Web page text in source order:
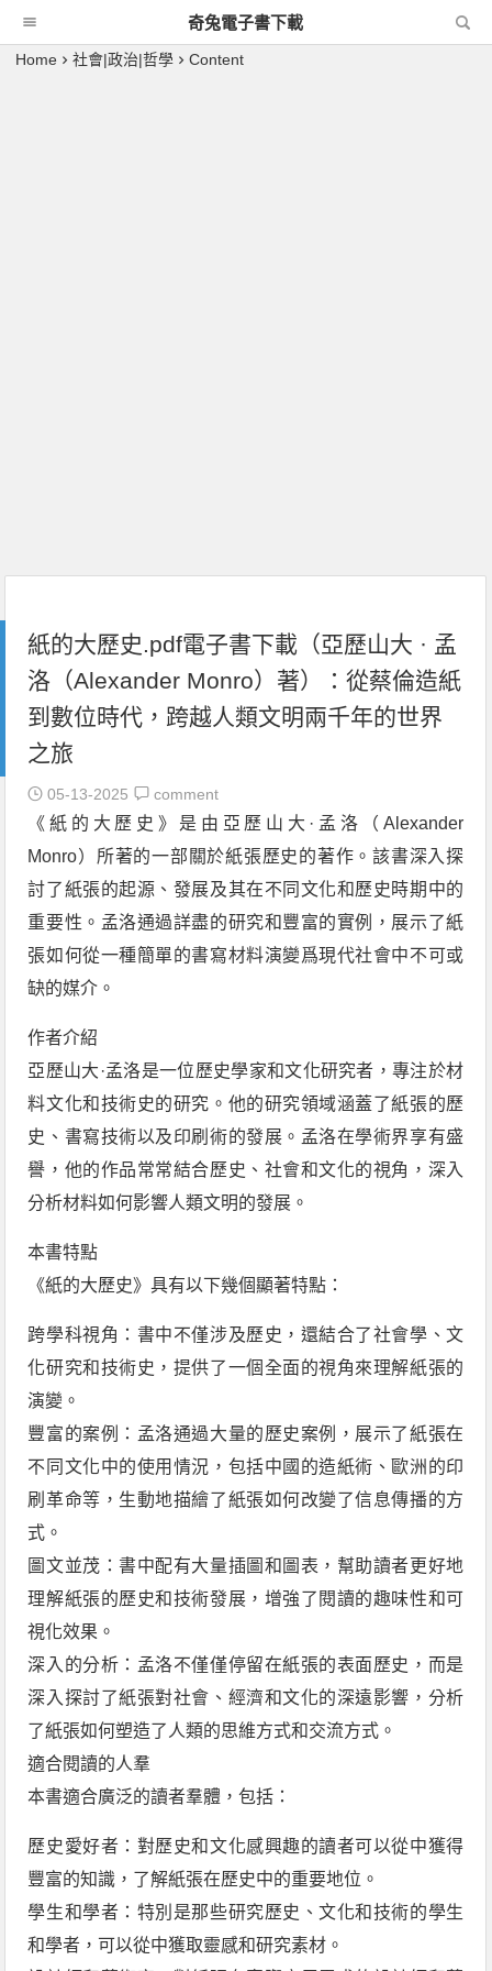
奇兔電子書下載
Home 社會|政治|哲學 Content
紙的大歷史.pdf電子書下載（亞歷山大 · 孟
洛（Alexander Monro）著）：從蔡倫造紙
到數位時代，跨越人類文明兩千年的世界
之旅
05-13-2025 comment
《紙的大歷史》是由亞歷山大·孟洛（Alexander
Monro）所著的一部關於紙張歷史的著作。該書深入探
討了紙張的起源、發展及其在不同文化和歷史時期中的
重要性。孟洛通過詳盡的研究和豐富的實例，展示了紙
張如何從一種簡單的書寫材料演變爲現代社會中不可或
缺的媒介。
作者介紹
亞歷山大·孟洛是一位歷史學家和文化研究者，專注於材
料文化和技術史的研究。他的研究領域涵蓋了紙張的歷
史、書寫技術以及印刷術的發展。孟洛在學術界享有盛
譽，他的作品常常結合歷史、社會和文化的視角，深入
分析材料如何影響人類文明的發展。
本書特點
《紙的大歷史》具有以下幾個顯著特點：
跨學科視角：書中不僅涉及歷史，還結合了社會學、文
化研究和技術史，提供了一個全面的視角來理解紙張的
演變。
豐富的案例：孟洛通過大量的歷史案例，展示了紙張在
不同文化中的使用情況，包括中國的造紙術、歐洲的印
刷革命等，生動地描繪了紙張如何改變了信息傳播的方
式。
圖文並茂：書中配有大量插圖和圖表，幫助讀者更好地
理解紙張的歷史和技術發展，增強了閱讀的趣味性和可
視化效果。
深入的分析：孟洛不僅僅停留在紙張的表面歷史，而是
深入探討了紙張對社會、經濟和文化的深遠影響，分析
了紙張如何塑造了人類的思維方式和交流方式。
適合閱讀的人羣
本書適合廣泛的讀者羣體，包括：
歷史愛好者：對歷史和文化感興趣的讀者可以從中獲得
豐富的知識，了解紙張在歷史中的重要地位。
學生和學者：特別是那些研究歷史、文化和技術的學生
和學者，可以從中獲取靈感和研究素材。